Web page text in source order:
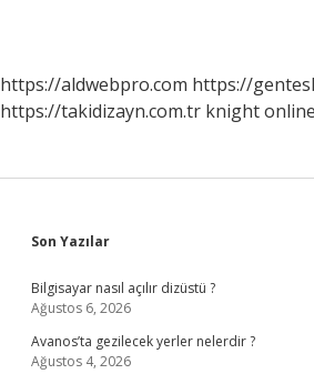
https://aldwebpro.com https://
https://takidizayn.com.tr knight online
Sidebar
Son Yazılar
Bilgisayar nasıl açılır dizüstü ?
Ağustos 6, 2026
Avanos’ta gezilecek yerler nelerdir ?
Ağustos 4, 2026